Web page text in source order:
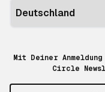
Mit Deiner
Circle